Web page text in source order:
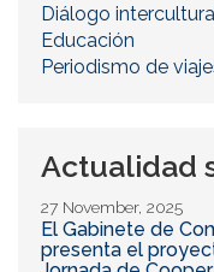
Diálogo
Educación
Periodismo de
Actualidad
27 November, 2025
El Gabinete de
presenta el